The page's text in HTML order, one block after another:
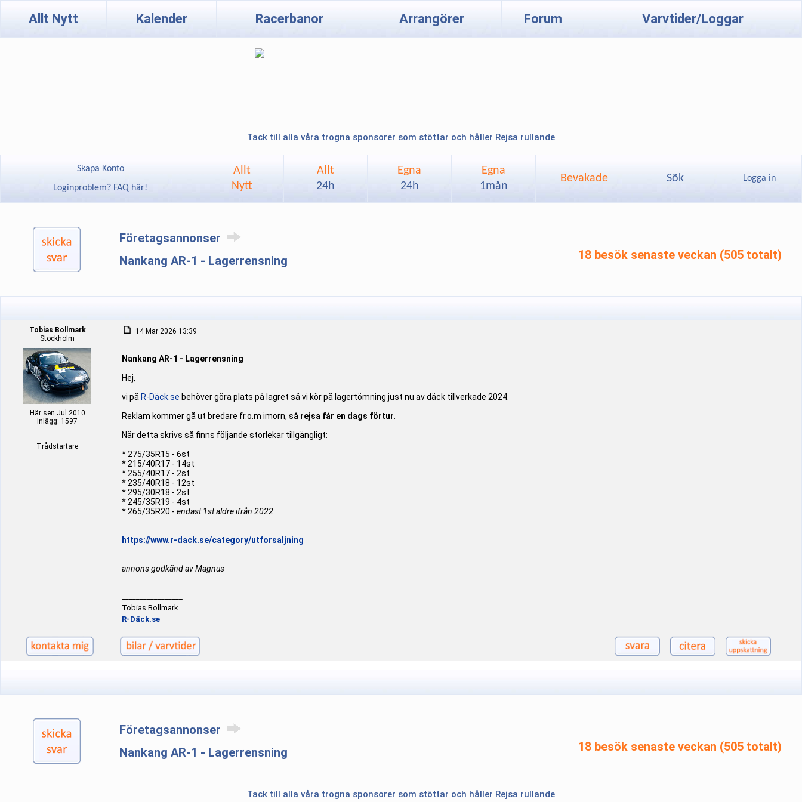
Allt Nytt Kalender Racerbanor Arrangörer Forum Varvtider/Loggar
Tack till alla våra trogna sponsorer som stöttar och håller Rejsa rullande
Skapa Konto
Loginproblem? FAQ här!
Allt
Nytt
Allt
24h
Egna
24h
Egna
1mån
Bevakade Sök Logga in
Företagsannonser
Nankang AR-1 - Lagerrensning
18 besök senaste veckan (505 totalt)
Tobias Bollmark
Stockholm
Här sen Jul 2010
Inlägg: 1597
Trådstartare
14 Mar 2026 13:39
Nankang AR-1 - Lagerrensning
Hej,
vi på R-Däck.se behöver göra plats på lagret så vi kör på lagertömning just nu av däck tillverkade 2024.
Reklam kommer gå ut bredare fr.o.m imorn, så rejsa får en dags förtur
När detta skrivs så finns följande storlekar tillgängligt:
* 275/35R15 - 6st
* 215/40R17 - 14st
* 255/40R17 - 2st
* 235/40R18 - 12st
* 295/30R18 - 2st
* 245/35R19 - 4st
* 265/35R20 - endast 1st äldre ifrån 2022
https://www.r-dack.se/category/utforsaljning
annons godkänd av Magnus
Tobias Bollmark
R-Däck.se
Företagsannonser
Nankang AR-1 - Lagerrensning
18 besök senaste veckan (505 totalt)
Tack till alla våra trogna sponsorer som stöttar och håller Rejsa rullande